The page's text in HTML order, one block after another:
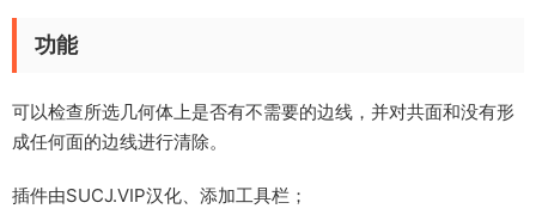
功能
可以检查所选几何体上是否有不需要的边线，并对共面和没有形
成任何面的边线进行清除。
插件由SUCJ.VIP汉化、添加工具栏；